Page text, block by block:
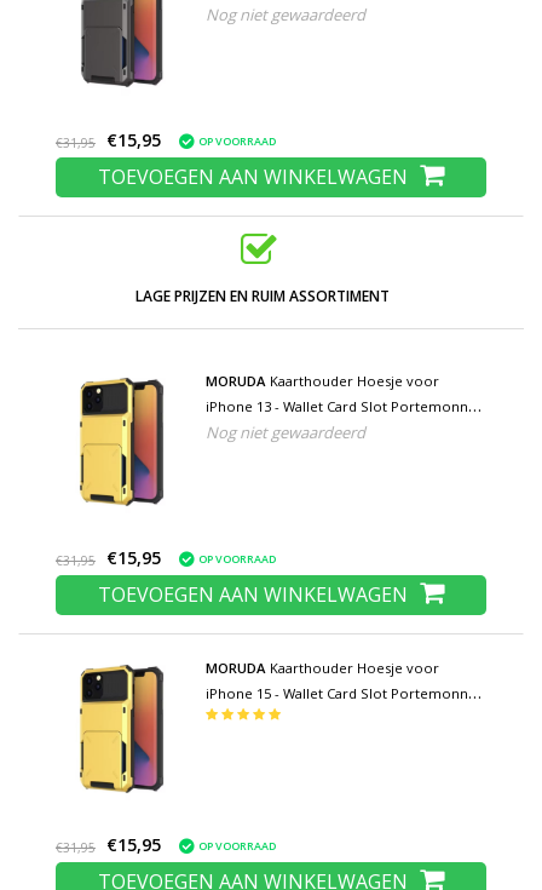
Portemonnee Flip Cover Case - Grijs
Nog niet gewaardeerd
€31,95 €15,95 OP VOORRAAD
TOEVOEGEN AAN WINKELWAGEN
LAGE PRIJZEN EN RUIM ASSORTIMENT
MORUDA Kaarthouder Hoesje voor
iPhone 13 - Wallet Card Slot Portemonnee
Flip Cover Case - Geel
Nog niet gewaardeerd
€31,95 €15,95 OP VOORRAAD
TOEVOEGEN AAN WINKELWAGEN
MORUDA Kaarthouder Hoesje voor
iPhone 15 - Wallet Card Slot Portemonnee
Flip Cover Case - Geel
€31,95 €15,95 OP VOORRAAD
TOEVOEGEN AAN WINKELWAGEN